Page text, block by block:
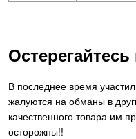
В последнее время
жалуются на обманы в
качественного товара им
осторожны!!